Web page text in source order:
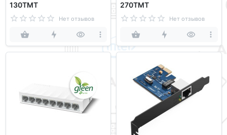
130ТМТ
Нет отзывов
270ТМТ
Нет отзывов